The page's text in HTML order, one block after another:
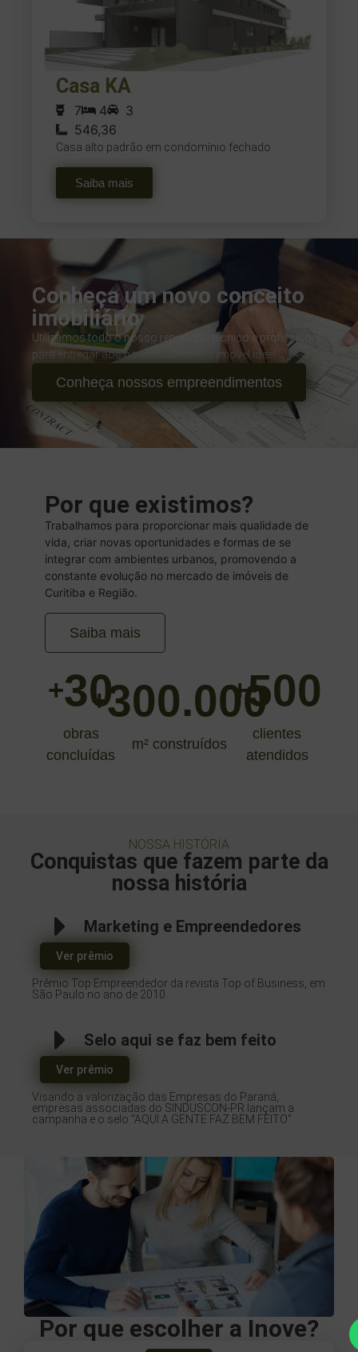
Casa KA
7 4
3
546,36
Casa alto padrão em condomínio fechado
Saiba mais
Conheça um novo conceito
imobiliário
Utilizamos todo o nosso repertório técnico e profissional
para entregar aos nossos clientes o imóvel ideal.
Conheça nossos empreendimentos
Por que existimos?
Trabalhamos para proporcionar mais qualidade de
vida, criar novas oportunidades e formas de se
integrar com ambientes urbanos, promovendo a
constante evolução no mercado de imóveis de
Curitiba e Região.
Saiba mais
+30
obras
concluídas
+300.000
m² construídos
+500
clientes
atendidos
NOSSA HISTÓRIA
Conquistas que fazem parte da
nossa história
Marketing e Empreendedores
Ver prêmio
Prêmio Top Empreendedor da revista Top of Business, em
São Paulo no ano de 2010.
Selo aqui se faz bem feito
Ver prêmio
Visando a valorização das Empresas do Paraná,
empresas associadas do SINDUSCON-PR lançam a
campanha e o selo "AQUI A GENTE FAZ BEM FEITO".
Por que escolher a Inove?